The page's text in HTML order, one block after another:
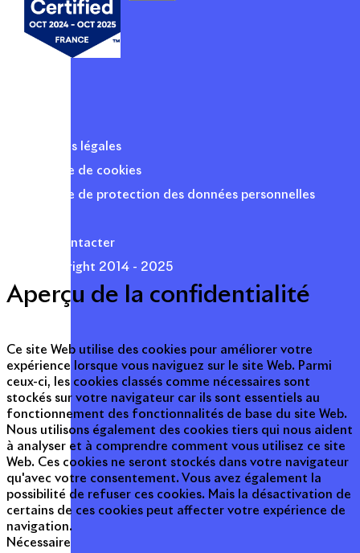
Mentions légales
Politique de cookies
Politique de protection des données personnelles
Nous contacter
© Copyright 2014 - 2025
Aperçu de la confidentialité
Ce site Web utilise des cookies pour améliorer votre
expérience lorsque vous naviguez sur le site Web. Parmi
ceux-ci, les cookies classés comme nécessaires sont
stockés sur votre navigateur car ils sont essentiels au
fonctionnement des fonctionnalités de base du site Web.
Nous utilisons également des cookies tiers qui nous aident
à analyser et à comprendre comment vous utilisez ce site
Web. Ces cookies ne seront stockés dans votre navigateur
qu'avec votre consentement. Vous avez également la
possibilité de refuser ces cookies. Mais la désactivation de
certains de ces cookies peut affecter votre expérience de
navigation.
Nécessaire